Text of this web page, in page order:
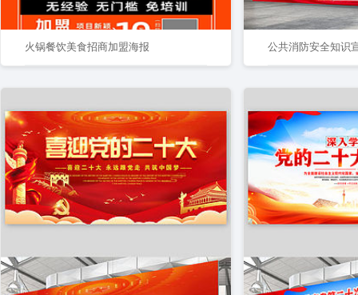
火锅餐饮美食招商加盟海报 公共消防安全知识